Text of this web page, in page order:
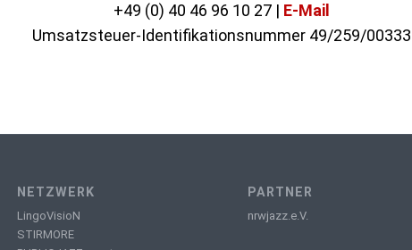
+49 (0) 40 46 96 10 27 | E-Mail
Umsatzsteuer-Identifikationsnummer 49/259/00333
NETZWERK
LingoVisioN
STIRMORE
PARTNER
nrwjazz.e.V.